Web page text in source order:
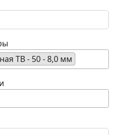
ТВ - 50 - 8,0 мм